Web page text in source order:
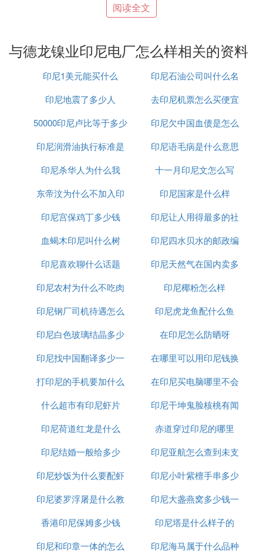
2、印尼象屿oss电厂采用国际先进的RKEF生产工
铸生产线，自备燃煤电厂、空分站。
❹ 印尼德龙三期是怎么回事
被印尼工人烧毁
1月16日，印尼德龙工业园三期被印尼工人烧毁。该
工业园由中国江苏德龙镍业公司独资投建，主要生产
镍铁，位于该国苏拉威西岛北莫罗瓦里。
总部位于印度尼西亚雅加达,生产厂部在中苏拉威西
省的莫罗瓦利县,当地属于热带海洋气候,终年恒温,年
平均气温27.5°。
❺ 戴国芳是谁戴国芳为什么要在印尼建厂
戴国芳，1964年出生于江苏省常州市武进区湟里镇渎
司创始人。在印尼建厂，主要是印尼镍矿产资源丰
富，德龙镍业通过“走出去”对外投资办厂，合理解决
了镍矿资源获取问题，同时也有效解决了自身的产能
扩张瓶颈。
❻ 我在江苏德龙镍业印尼项目工作5个月回
来后一分钱也没给，找老板老板不接电话。
大家给看看我还怎么办
你电话多少，我想问问哪里的情况。我都找中介报名
了。不行就话就不去了
❼ 印尼德龙镍业怎么样
持续扩张增加产能。德龙镍业联合中国一重集团于20
15年开工建设，2017年投产。
一、二期两大项目均被纳入中印尼共建“一带一路”重
点项目库及印尼国家战略项目。
2014年1月，江苏德龙镍业获批在印尼苏拉威西省肯
阅读全文
与德龙镍业印尼电厂怎么样相关的资料
印尼1美元能买什么
印尼石油公司叫什么名
字
印尼地震了多少人
去印尼机票怎么买便宜
50000印尼卢比等于多少
人民币
印尼欠中国血债是怎么
回事
印尼润滑油执行标准是
什么
印尼语毛病是什么意思
印尼杀华人为什么我
十一月印尼文怎么写
东帝汶为什么不加入印
尼
印尼国家是什么样
印尼宫保鸡丁多少钱
印尼让人用得最多的社
交软件是什么意思
血蝎木印尼叫什么树
印尼四水贝水的邮政编
码是多少
印尼喜欢聊什么话题
印尼天然气在国内卖多
少钱
印尼农村为什么不吃肉
印尼椰粉怎么样
印尼钢厂司机待遇怎么
样
印尼虎龙鱼配什么鱼
印尼白色玻璃结晶多少
钱一平方
在印尼怎么防晒呀
印尼找中国翻译多少一
天
在哪里可以用印尼钱换
人民币
打印尼的手机要加什么
在印尼买电脑哪里不会
受骗
什么超市有印尼虾片
印尼干坤鬼脸核桃有闻
怎么处理
印尼荷道红龙是什么
赤道穿过印尼的哪里
印尼结婚一般给多少
印尼亚航怎么查到未支
付订单
印尼炒饭为什么要配虾
片
印尼小叶紫檀手串多少
钱
印尼婆罗浮屠是什么教
印尼大盏燕窝多少钱一
克
香港印尼保姆多少钱
印尼塔是什么样子的
印尼和印章一体的怎么
印尼海马属于什么品种